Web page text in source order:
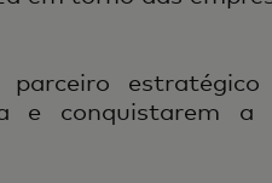
parceiro
e conquistarem a